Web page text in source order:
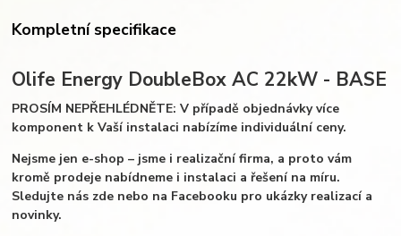
Kompletní specifikace
Olife Energy DoubleBox AC 22kW - BASE
PROSÍM NEPŘEHLÉDNĚTE: V případě objednávky více
komponent k Vaší instalaci nabízíme individuální ceny.
Nejsme jen e-shop – jsme i realizační firma, a proto vám
kromě prodeje nabídneme i instalaci a řešení na míru.
Sledujte nás zde nebo na Facebooku pro ukázky realizací a
novinky.